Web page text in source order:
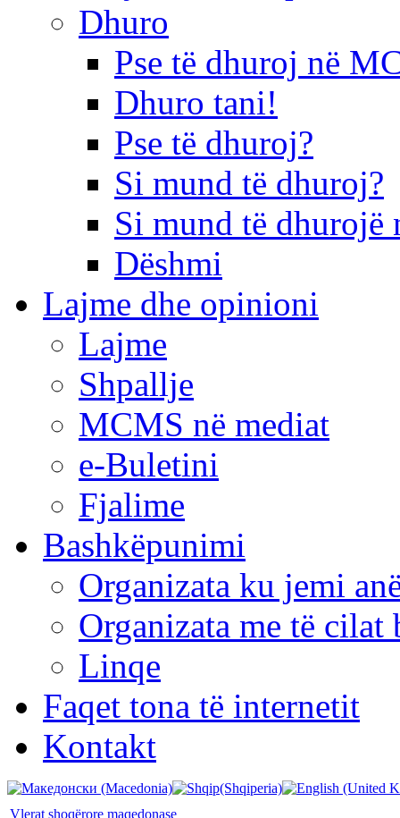
Dhuro
Pse të dhuroj në
Dhuro tani!
Pse të dhuroj?
Si mund të dhuroj?
Si mund të dhurojë
Dëshmi
Lajme dhe opinioni
Lajme
Shpallje
MCMS në mediat
e-Buletini
Fjalime
Bashkëpunimi
Organizata ku jemi
Organizata me të cilat
Linqe
Faqet tona të internetit
Kontakt
Vlerat shoqërore maqedonase